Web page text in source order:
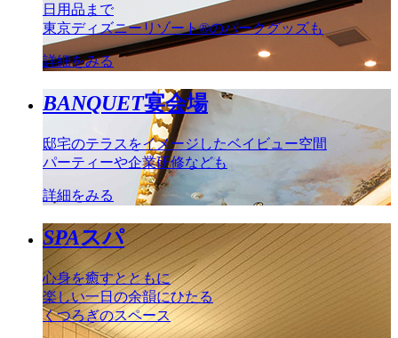
日用品まで
東京ディズニーリゾート®のパークグッズも
詳細をみる
BANQUET宴会場
邸宅のテラスをイメージしたベイビュー空間
パーティーや企業研修なども
詳細をみる
SPAスパ
心身を癒すとともに
楽しい一日の余韻にひたる
くつろぎのスペース